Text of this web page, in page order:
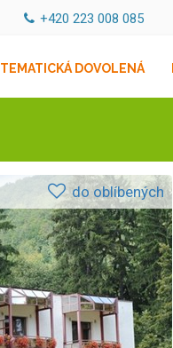
+420 223 008 085
TEMATICKÁ DOVOLENÁ
do oblíbených